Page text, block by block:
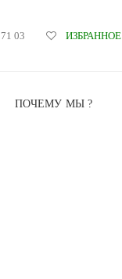
03 ИЗБРАННОЕ
ПОЧЕМУ МЫ ?